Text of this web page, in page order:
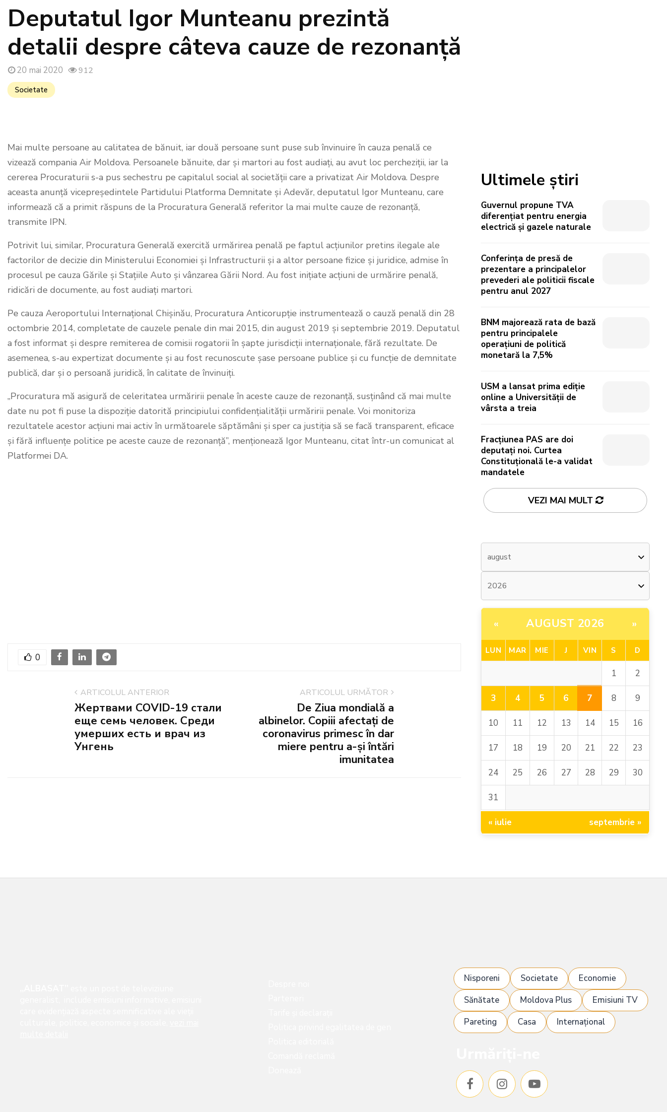
Deputatul Igor Munteanu prezintă
detalii despre câteva cauze de rezonanță
20 mai 2020 912
Societate
Mai multe persoane au calitatea de bănuit, iar două persoane sunt puse sub învinuire în cauza penală ce
vizează compania Air Moldova. Persoanele bănuite, dar și martori au fost audiați, au avut loc percheziții, iar la
cererea Procuraturii s-a pus sechestru pe capitalul social al societății care a privatizat Air Moldova. Despre
aceasta anunță vicepreședintele Partidului Platforma Demnitate și Adevăr, deputatul Igor Munteanu, care
informează că a primit răspuns de la Procuratura Generală referitor la mai multe cauze de rezonanță,
transmite IPN.
Potrivit lui, similar, Procuratura Generală exercită urmărirea penală pe faptul acțiunilor pretins ilegale ale
factorilor de decizie din Ministerului Economiei și Infrastructurii și a altor persoane fizice și juridice, admise în
procesul pe cauza Gările și Stațiile Auto și vânzarea Gării Nord. Au fost inițiate acțiuni de urmărire penală,
ridicări de documente, au fost audiați martori.
Pe cauza Aeroportului Internațional Chișinău, Procuratura Anticorupție instrumentează o cauză penală din 28
octombrie 2014, completate de cauzele penale din mai 2015, din august 2019 și septembrie 2019. Deputatul
a fost informat și despre remiterea de comisii rogatorii în șapte jurisdicții internaționale, fără rezultate. De
asemenea, s-au expertizat documente și au fost recunoscute șase persoane publice și cu funcție de demnitate
publică, dar și o persoană juridică, în calitate de învinuiți.
„Procuratura mă asigură de celeritatea urmăririi penale în aceste cauze de rezonanță, susținând că mai multe
date nu pot fi puse la dispoziție datorită principiului confidențialității urmăririi penale. Voi monitoriza
rezultatele acestor acțiuni mai activ în următoarele săptămâni și sper ca justiția să se facă transparent, eficace
și fără influențe politice pe aceste cauze de rezonanță”, menționează Igor Munteanu, citat într-un comunicat al
Platformei DA.
0
ARTICOLUL ANTERIOR
Жертвами COVID-19 стали
еще семь человек. Среди
умерших есть и врач из
Унгень
ARTICOLUL URMĂTOR
De Ziua mondială a
albinelor. Copiii afectați de
coronavirus primesc în dar
miere pentru a-și întări
imunitatea
Ultimele știri
Guvernul propune TVA
diferențiat pentru energia
electrică și gazele naturale
Conferința de presă de
prezentare a principalelor
prevederi ale politicii fiscale
pentru anul 2027
BNM majorează rata de bază
pentru principalele
operațiuni de politică
monetară la 7,5%
USM a lansat prima ediție
online a Universității de
vârsta a treia
Fracțiunea PAS are doi
deputați noi. Curtea
Constituțională le-a validat
mandatele
VEZI MAI MULT
« AUGUST 2026 »
LUN MAR MIE J VIN S D
1 2
3 4 5 6 7 8 9
10 11 12 13 14 15 16
17 18 19 20 21 22 23
24 25 26 27 28 29 30
31
« iulie septembrie »
Nisporeni Societate
Economie
Sănătate
Moldova Plus
Emisiuni TV
Pareting
Casa Internațional